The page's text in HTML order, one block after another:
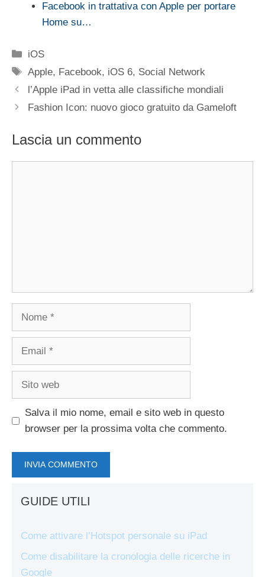
Facebook in trattativa con Apple per portare
Home su…
Categorie
iOS
Tag
Apple, Facebook, iOS 6, Social Network
l’Apple iPad in vetta alle classifiche mondiali
Fashion Icon: nuovo gioco gratuito da Gameloft
Lascia un commento
Nome
Email
Sito
Salva il mio nome, email e sito web in questo
browser per la prossima volta che commento.
GUIDE UTILI
Come attivare l’Hotspot personale su iPad
Come disabilitare la cronologia delle ricerche in
Google